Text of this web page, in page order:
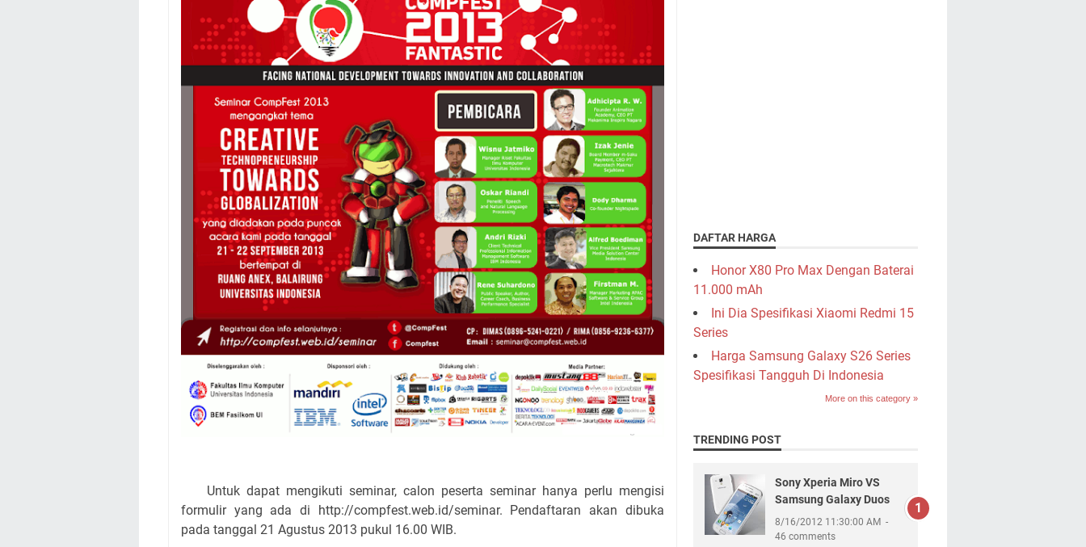
Untuk dapat mengikuti seminar, calon peserta seminar hanya perlu mengisi
formulir yang ada di http://compfest.web.id/seminar. Pendaftaran akan dibuka
pada tanggal 21 Agustus 2013 pukul 16.00 WIB.
DAFTAR HARGA
Honor X80 Pro Max Dengan Baterai
11.000 mAh
Ini Dia Spesifikasi Xiaomi Redmi 15
Series
Harga Samsung Galaxy S26 Series
Spesifikasi Tangguh Di Indonesia
More on this category »
TRENDING POST
Sony Xperia Miro VS
Samsung Galaxy Duos
8/16/2012 11:30:00 AM
46 comments